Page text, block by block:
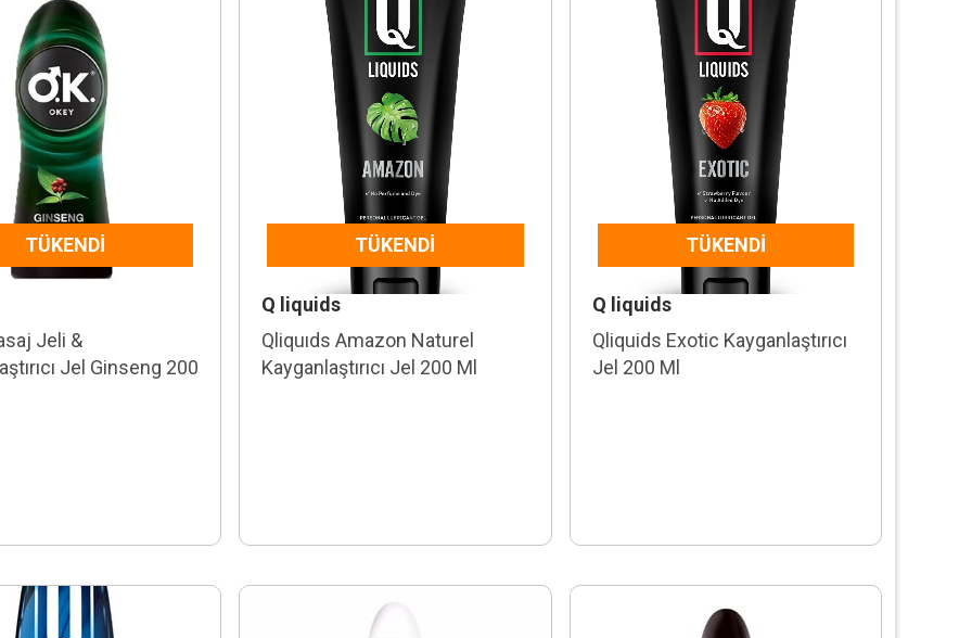
TÜKENDI
Jeli &
Jel Ginseng 200
TÜKENDI
Q liquids
Qliquıds Amazon Naturel
Kayganlaştırıcı Jel 200 Ml
TÜKENDI
Q liquids
Qliquids Exotic Kayganlaştırıcı
Jel 200 Ml